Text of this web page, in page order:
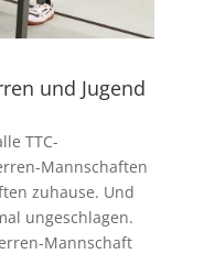
und Jugend
TTC-
Mannschaften
zuhause. Und
ungeschlagen.
Mannschaft